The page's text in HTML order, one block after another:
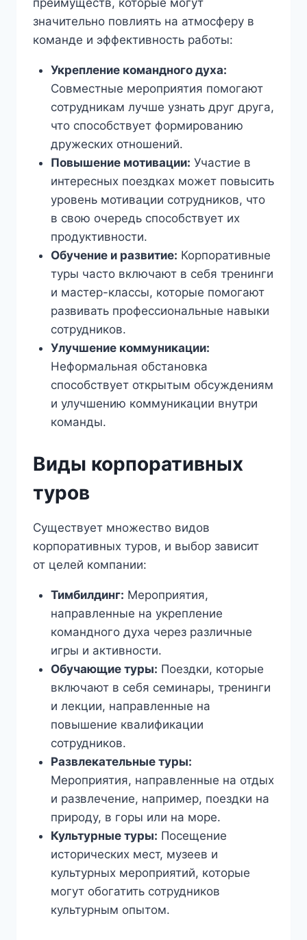
преимуществ, которые могут
значительно повлиять на атмосферу в
команде и эффективность работы:
Укрепление командного духа:
Совместные мероприятия помогают
сотрудникам лучше узнать друг друга,
что способствует формированию
дружеских отношений.
Повышение мотивации: Участие в
интересных поездках может повысить
уровень мотивации сотрудников, что
в свою очередь способствует их
продуктивности.
Обучение и развитие: Корпоративные
туры часто включают в себя тренинги
и мастер-классы, которые помогают
развивать профессиональные навыки
сотрудников.
Улучшение коммуникации:
Неформальная обстановка
способствует открытым обсуждениям
и улучшению коммуникации внутри
команды.
Виды корпоративных
туров
Существует множество видов
корпоративных туров, и выбор зависит
от целей компании:
Тимбилдинг: Мероприятия,
направленные на укрепление
командного духа через различные
игры и активности.
Обучающие туры: Поездки, которые
включают в себя семинары, тренинги
и лекции, направленные на
повышение квалификации
сотрудников.
Развлекательные туры:
Мероприятия, направленные на отдых
и развлечение, например, поездки на
природу, в горы или на море.
Культурные туры: Посещение
исторических мест, музеев и
культурных мероприятий, которые
могут обогатить сотрудников
культурным опытом.